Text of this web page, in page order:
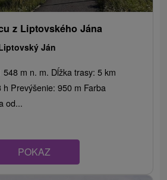
z Liptovského Jána
Ján
m n. m. Dĺžka trasy: 5 km
Prevýšenie: 950 m Farba
od...
POKAZ